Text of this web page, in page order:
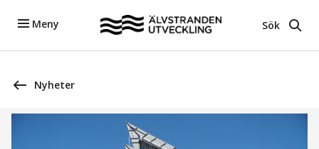
Meny Sök
Nyheter